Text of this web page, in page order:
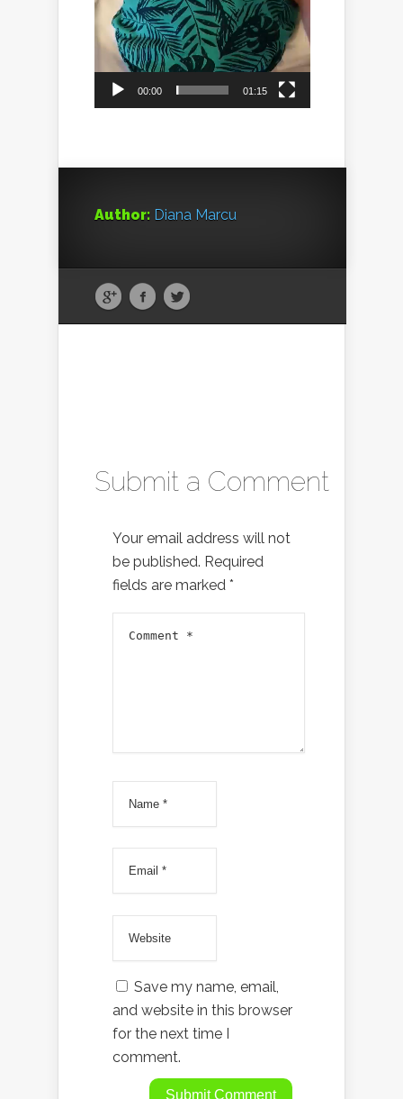
00:00 01:15
Author: Diana Marcu
Submit a Comment
Your email address will not
be published. Required
fields are marked *
Save my name, email,
and website in this browser
for the next time I
comment.